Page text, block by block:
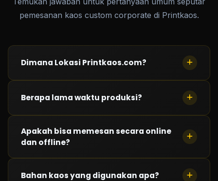
pemesanan kaos custom corporate di Printkaos.
Dimana Lokasi Printkaos.com?
Saat ini kami memiliki 3 lokasi : Kelapa Gading
Berapa lama waktu produksi?
Waktu produksikurang dari 24 jamtergantung
antrian saat pemesanan.
Apakah bisa memesan secara online
dan offline?
Bisa! Silahkan hubungi kami. Semua transaksi melalui
Bahan kaos yang digunakan apa?